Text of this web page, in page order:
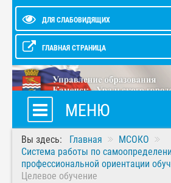
ДЛЯ СЛАБОВИДЯЩИХ
ГЛАВНАЯ СТРАНИЦА
МЕНЮ
Вы здесь: Главная
МСОКО
Система работы по
профессиональной ориентации
Целевое обучение